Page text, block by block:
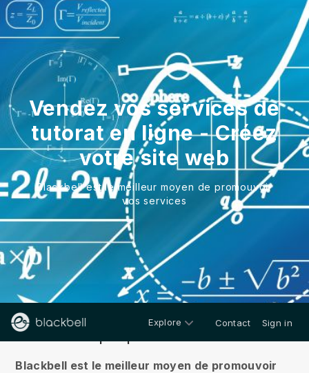
Vendez vos services de
tutorat en ligne - Créez
votre site web
Blackbell est le meilleur moyen de promouvoir
vos services
Explore Contact Sign in
Blackbell est le meilleur moyen de promouvoir